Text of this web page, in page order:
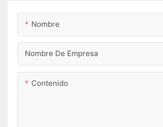
Nombre
Nombre De Empresa
Contenido